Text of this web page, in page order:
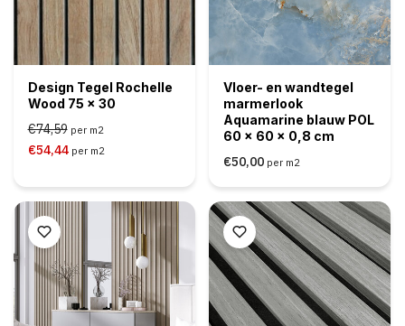
Design Tegel Rochelle
Wood 75 x 30
€74,59 per m2
€54,44 per m2
Vloer- en wandtegel
marmerlook
Aquamarine blauw POL
60 x 60 x 0,8 cm
€50,00 per m2